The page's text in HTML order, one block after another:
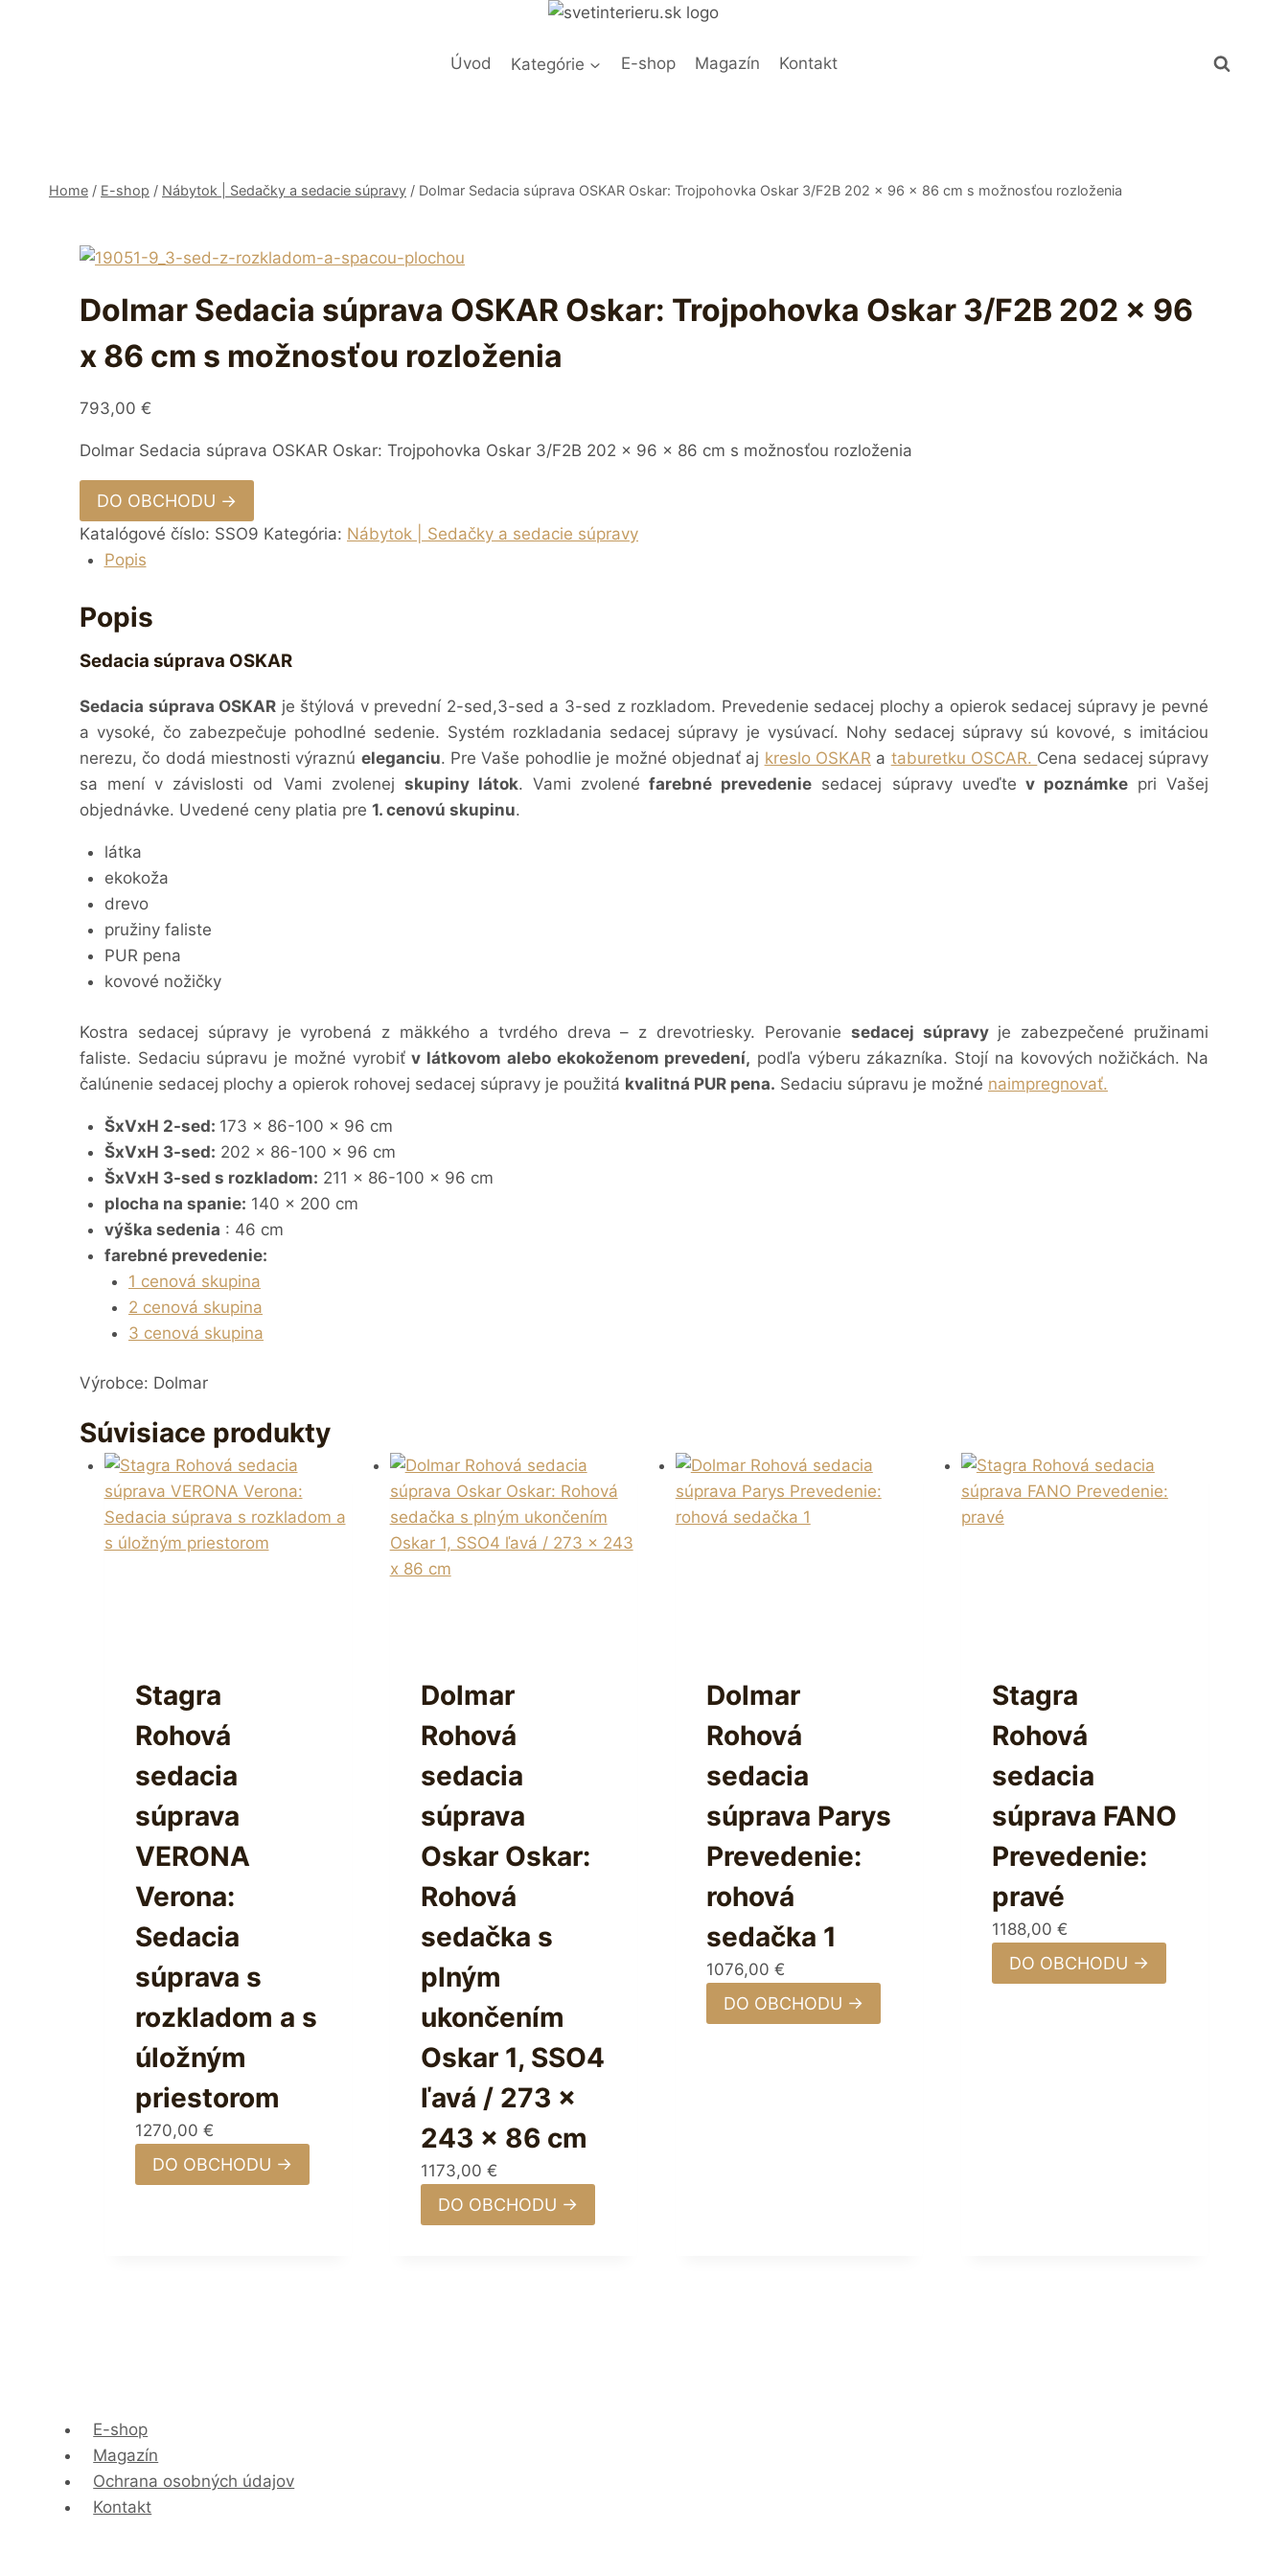
Úvod Kategórie E-shop Magazín Kontakt
Home / E-shop / Nábytok | Sedačky a sedacie súpravy / Dolmar Sedacia súprava OSKAR Oskar: Trojpohovka Oskar 3/F2B 202 x 96 x 86 cm s možnosťou rozloženia
Dolmar Sedacia súprava OSKAR Oskar: Trojpohovka Oskar 3/F2B 202 x 96
x 86 cm s možnosťou rozloženia
793,00 €
Dolmar Sedacia súprava OSKAR Oskar: Trojpohovka Oskar 3/F2B 202 x 96 x 86 cm s možnosťou rozloženia
DO OBCHODU →
Katalógové číslo: SSO9 Kategória: Nábytok | Sedačky a sedacie súpravy
Popis
Popis
Sedacia súprava OSKAR
Sedacia súprava OSKAR je štýlová v prevední 2-sed,3-sed a 3-sed z rozkladom. Prevedenie sedacej plochy a opierok sedacej súpravy je pevné
a vysoké, čo zabezpečuje pohodlné sedenie. Systém rozkladania sedacej súpravy je vysúvací. Nohy sedacej súpravy sú kovové, s imitáciou
nerezu, čo dodá miestnosti výraznú eleganciu. Pre Vaše pohodlie je možné objednať aj kreslo OSKAR a taburetku OSCAR. Cena sedacej súpravy
sa mení v závislosti od Vami zvolenej skupiny látok. Vami zvolené farebné prevedenie sedacej súpravy uveďte v poznámkepri Vašej
objednávke. Uvedené ceny platia pre 1. cenovú skupinu.
látka
ekokoža
drevo
pružiny faliste
PUR pena
kovové nožičky
Kostra sedacej súpravy je vyrobená z mäkkého a tvrdého dreva – z drevotriesky. Perovanie sedacej súpravyje zabezpečené pružinami
faliste. Sedaciu súpravu je možné vyrobiťv látkovom alebo ekokoženom prevedení, podľa výberu zákazníka. Stojí na kovových nožičkách. Na
čalúnenie sedacej plochy a opierok rohovej sedacej súpravy je použitá kvalitná PUR pena. Sedaciu súpravu je možné naimpregnovať.
ŠxVxH 2-sed: 173 x 86-100 x 96 cm
ŠxVxH 3-sed: 202 x 86-100 x 96 cm
ŠxVxH 3-sed s rozkladom: 211 x 86-100 x 96 cm
plocha na spanie: 140 x 200 cm
výška sedenia : 46 cm
farebné prevedenie:
1 cenová skupina
2 cenová skupina
3 cenová skupina
Výrobce: Dolmar
Súvisiace produkty
Stagra
Rohová
sedacia
súprava
VERONA
Verona:
Sedacia
súprava s
rozkladom a s
úložným
priestorom
1270,00 €
DO OBCHODU →
Dolmar
Rohová
sedacia
súprava
Oskar Oskar:
Rohová
sedačka s
plným
ukončením
Oskar 1, SSO4
ľavá / 273 x
243 x 86 cm
1173,00 €
DO OBCHODU →
Dolmar
Rohová
sedacia
súprava Parys
Prevedenie:
rohová
sedačka 1
1076,00 €
DO OBCHODU →
Stagra
Rohová
sedacia
súprava FANO
Prevedenie:
pravé
1188,00 €
DO OBCHODU →
E-shop
Magazín
Ochrana osobných údajov
Kontakt